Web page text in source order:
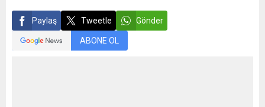
Paylaş Tweetle Gönder
ABONE OL